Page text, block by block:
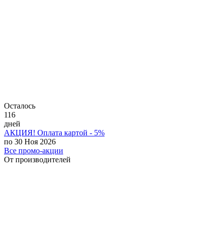
Осталось
116
дней
АКЦИЯ! Оплата картой - 5%
по 30 Ноя 2026
Все промо-акции
От производителей